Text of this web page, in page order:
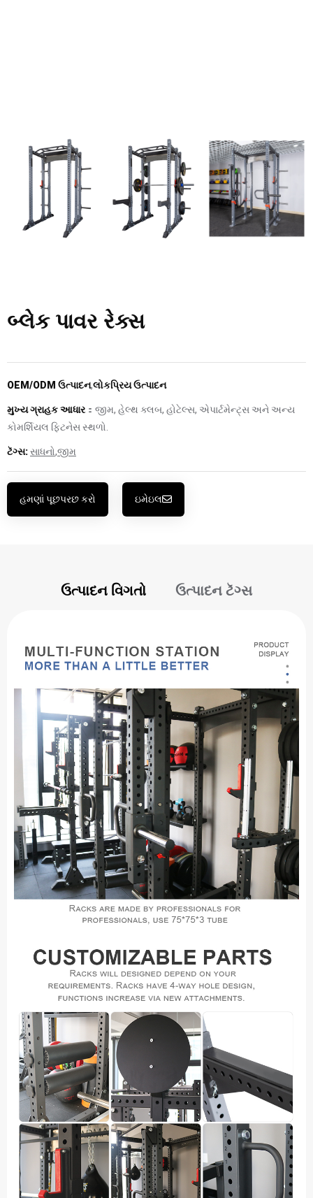
બ્લેક પાવર રેક્સ
OEM/ODM ઉત્પાદન,લોકપ્રિય ઉત્પાદન
મુખ્ય ગ્રાહક આધાર：જીમ, હેલ્થ ક્લબ, હોટેલ્સ, એપાર્ટમેન્ટ્સ અને અન્ય
કોમર્શિયલ ફિટનેસ સ્થળો.
ટૅગ્સ:સાધનો,જીમ
હમણાં પૂછપરછ કરો ઇમેઇલ
ઉત્પાદન વિગતો ઉત્પાદન ટૅગ્સ